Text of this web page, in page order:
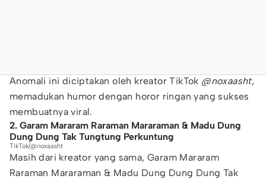
Anomali ini diciptakan oleh kreator TikTok @noxaasht,
memadukan humor dengan horor ringan yang sukses
membuatnya viral.
2. Garam Mararam Raraman Mararaman & Madu Dung
Dung Dung Tak Tungtung Perkuntung
TikTok/@noxaasht
Masih dari kreator yang sama, Garam Mararam
Raraman Mararaman & Madu Dung Dung Dung Tak